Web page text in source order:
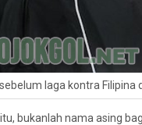
laga kontra Filipina
bukanlah nama asing